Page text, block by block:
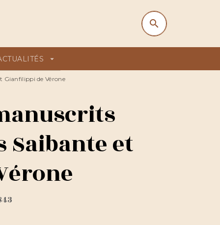
search
arrow_drop_down
search
Gianfilippi de Vérone
Saibante et